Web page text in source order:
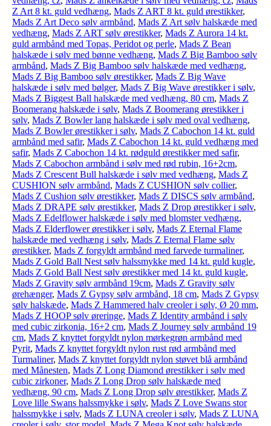
Z Art 8 kt. guld vedhæng, Mads Z ART 8 kt. guld ørestikker,
Mads Z Art Deco sølv armbånd, Mads Z Art sølv halskæde med
vedhæng, Mads Z ART sølv ørestikker, Mads Z Aurora 14 kt.
guld armbånd med Topas, Peridot og perle, Mads Z Bean
halskæde i sølv med bønne vedhæng, Mads Z Big Bamboo sølv
armbånd, Mads Z Big Bamboo sølv halskæde med vedhæng,
Mads Z Big Bamboo sølv ørestikker, Mads Z Big Wave
halskæde i sølv med bølger, Mads Z Big Wave ørestikker i sølv,
Mads Z Biggest Ball halskæde med vedhæng, 80 cm, Mads Z
Boomerang halskæde i sølv, Mads Z Boomerang ørestikker i
sølv, Mads Z Bowler lang halskæde i sølv med oval vedhæng,
Mads Z Bowler ørestikker i sølv, Mads Z Cabochon 14 kt. guld
armbånd med safir, Mads Z Cabochon 14 kt. guld vedhæng med
safir, Mads Z Cabochon 14 kt. rødguld ørestikker med safir,
Mads Z Cabochon armbånd i sølv med rød rubin, 16+2cm,
Mads Z Crescent Bull halskæde i sølv med vedhæng, Mads Z
CUSHION sølv armbånd, Mads Z CUSHION sølv collier,
Mads Z Cushion sølv ørestikker, Mads Z DISCS sølv armbånd,
Mads Z DRAPE sølv ørestikker, Mads Z Drop ørestikker i sølv,
Mads Z Edelflower halskæde i sølv med blomster vedhæng,
Mads Z Elderflower ørestikker i sølv, Mads Z Eternal Flame
halskæde med vedhæng i sølv, Mads Z Eternal Flame sølv
ørestikker, Mads Z forgyldt armbånd med farvede turmaliner,
Mads Z Gold Ball Nest sølv halssmykke med 14 kt. guld kugle,
Mads Z Gold Ball Nest sølv ørestikker med 14 kt. guld kugle,
Mads Z Gravity sølv armbånd 19cm, Mads Z Gravity sølv
ørehænger, Mads Z Gypsy sølv armbånd, 18 cm, Mads Z Gypsy
sølv halskæde, Mads Z Hammered halv creoler i sølv, Ø 20 mm,
Mads Z HOOP sølv øreringe, Mads Z Identity armbånd i sølv
med cubic zirkonia, 16+2 cm, Mads Z Journey sølv armbånd 19
cm, Mads Z knyttet forgyldt nylon mørkegrøn armbånd med
Pyrit, Mads Z knyttet forgyldt nylon rust rød armbånd med
Turmaliner, Mads Z knyttet forgyldt nylon støvet blå armbånd
med Månesten, Mads Z Long Diamond ørestikker i sølv med
cubic zirkoner, Mads Z Long Drop sølv halskæde med
vedhæng, 90 cm, Mads Z Long Drop sølv ørestikker, Mads Z
Love lille Swans halssmykke i sølv, Mads Z Love Swans stor
halssmykke i sølv, Mads Z LUNA creoler i sølv, Mads Z LUNA